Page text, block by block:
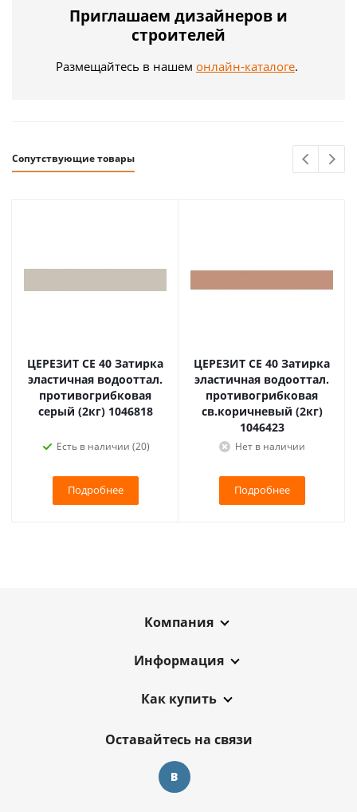
Приглашаем дизайнеров и
строителей
Размещайтесь в нашем онлайн-каталоге.
Сопутствующие товары
ЦЕРЕЗИТ CE 40 Затирка
эластичная водооттал.
противогрибковая
серый (2кг) 1046818
Есть в наличии (20)
Подробнее
ЦЕРЕЗИТ CE 40 Затирка
эластичная водооттал.
противогрибковая
св.коричневый (2кг)
1046423
Нет в наличии
Подробнее
Компания
Информация
Как купить
Оставайтесь на связи